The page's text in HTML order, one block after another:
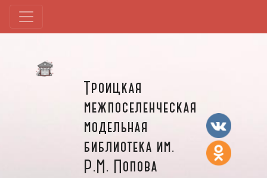
Троицкая
межпоселенческая
модельная
библиотека им.
Р.М. Попова